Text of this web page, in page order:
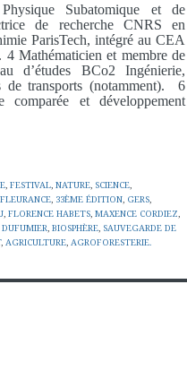
Subatomique et de
de recherche CNRS en
ParisTech, intégré au CEA
4 Mathématicien et membre de
d’études BCo2 Ingénierie,
de transports (notamment). 6
comparée et développement
, FESTIVAL, NATURE, SCIENCE,
, 33ÈME ÉDITION, GERS,
, FLORENCE HABETS, MAXENCE CORDIEZ,
, BIOSPHÈRE, SAUVEGARDE DE
, AGRICULTURE, AGROFORESTERIE.